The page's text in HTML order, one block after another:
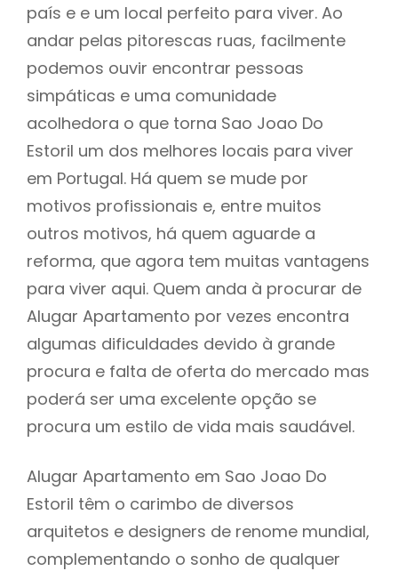
país e e um local perfeito para viver. Ao
andar pelas pitorescas ruas, facilmente
podemos ouvir encontrar pessoas
simpáticas e uma comunidade
acolhedora o que torna Sao Joao Do
Estoril um dos melhores locais para viver
em Portugal. Há quem se mude por
motivos profissionais e, entre muitos
outros motivos, há quem aguarde a
reforma, que agora tem muitas vantagens
para viver aqui. Quem anda à procurar de
Alugar Apartamento por vezes encontra
algumas dificuldades devido à grande
procura e falta de oferta do mercado mas
poderá ser uma excelente opção se
procura um estilo de vida mais saudável.
Alugar Apartamento em Sao Joao Do
Estoril têm o carimbo de diversos
arquitetos e designers de renome mundial,
complementando o sonho de qualquer